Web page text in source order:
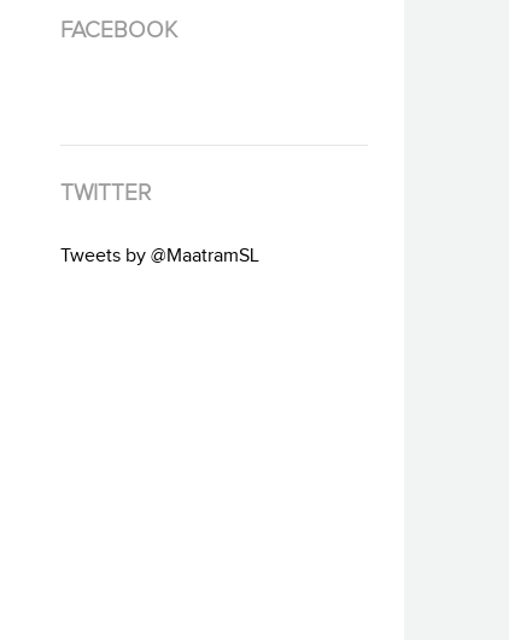
FACEBOOK
TWITTER
Tweets by @MaatramSL